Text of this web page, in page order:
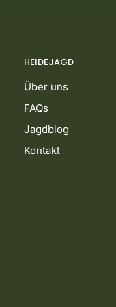
HEIDEJAGD
Über uns
FAQs
Jagdblog
Kontakt